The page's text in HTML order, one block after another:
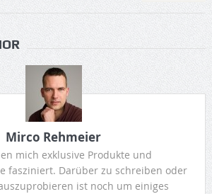
Mirco Rehmeier
mich exklusive Produkte und
fasziniert. Darüber zu schreiben oder
ist noch um einiges